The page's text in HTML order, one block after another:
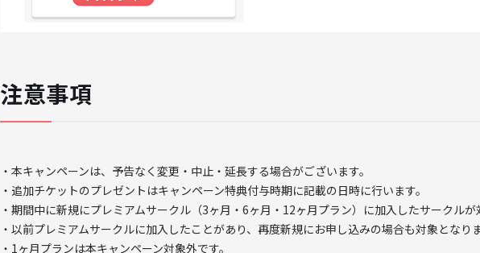
注意事項
・本キャンペーンは、予告なく変更・中止・延長する場合がございます。
・追加チケットのプレゼントはキャンペーン特典付与時期に記載の日時に行います。
・期間中に新規にプレミアムサークル（3ヶ月・6ヶ月・12ヶ月プラン）に加入したサークルが
・以前プレミアムサークルに加入したことがあり、再度新規にお申し込みの場合も対象となりま
・1ヶ月プランは本キャンペーン対象外です。